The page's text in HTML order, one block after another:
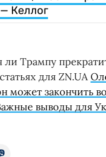
Келлог
ли Трампу
для ZN.UA
может закончить
выводы для